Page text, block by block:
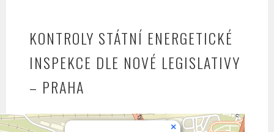
KONTROLY STÁTNÍ ENERGETICKÉ
INSPEKCE DLE NOVÉ LEGISLATIVY
– PRAHA
×